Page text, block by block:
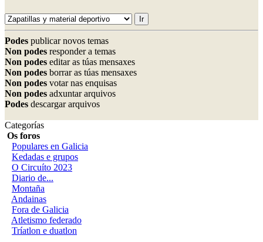
Podes publicar novos temas
Non podes responder a temas
Non podes editar as túas mensaxes
Non podes borrar as túas mensaxes
Non podes votar nas enquisas
Non podes adxuntar arquivos
Podes descargar arquivos
Categorías
Os foros
Populares en Galicia
Kedadas e grupos
O Circuíto 2023
Diario de...
Montaña
Andainas
Fora de Galicia
Atletismo federado
Tríatlon e duatlon